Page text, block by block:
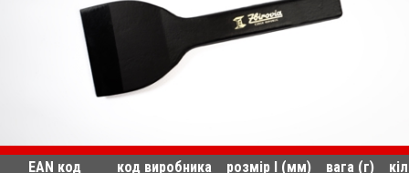
EAN код код виробника розмір l (мм) вага (г)